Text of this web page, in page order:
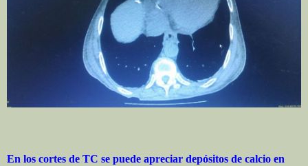
En los cortes de TC se puede apreciar depósitos de calcio en